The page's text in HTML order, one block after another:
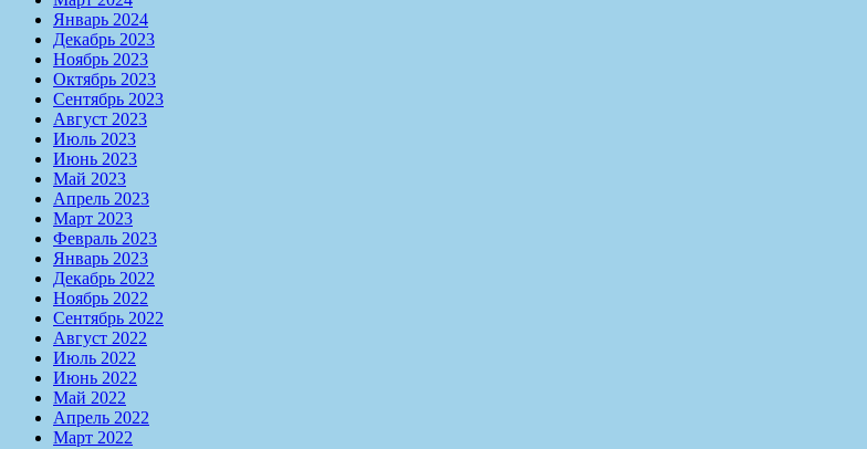
Январь 2024
Декабрь 2023
Ноябрь 2023
Октябрь 2023
Сентябрь 2023
Август 2023
Июль 2023
Июнь 2023
Май 2023
Апрель 2023
Март 2023
Февраль 2023
Январь 2023
Декабрь 2022
Ноябрь 2022
Сентябрь 2022
Август 2022
Июль 2022
Июнь 2022
Май 2022
Апрель 2022
Март 2022